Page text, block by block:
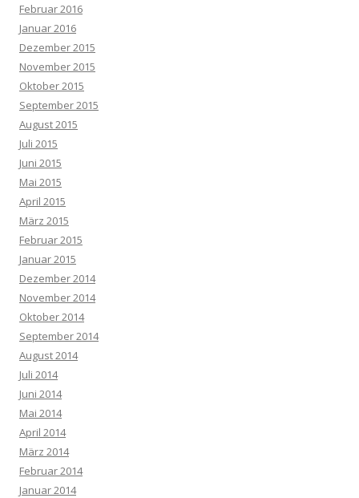
Februar 2016
Januar 2016
Dezember 2015
November 2015
Oktober 2015
September 2015
August 2015
Juli 2015
Juni 2015
Mai 2015
April 2015
März 2015
Februar 2015
Januar 2015
Dezember 2014
November 2014
Oktober 2014
September 2014
August 2014
Juli 2014
Juni 2014
Mai 2014
April 2014
März 2014
Februar 2014
Januar 2014